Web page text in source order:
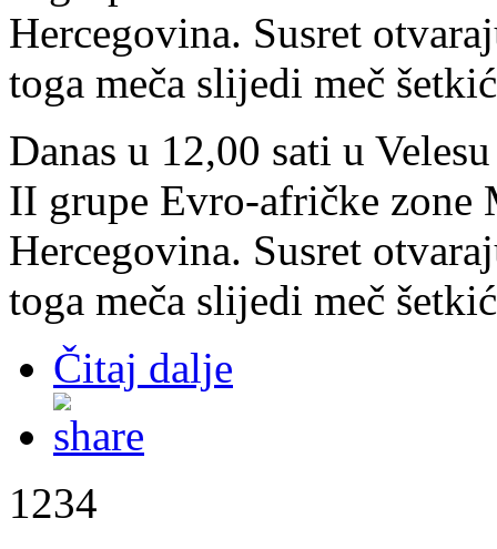
Hercegovina. Susret
toga meča slijedi meč
Danas u 12,00 sati u
II grupe Evro-afričke zone
Hercegovina. Susret
toga meča slijedi meč
Čitaj dalje
1234